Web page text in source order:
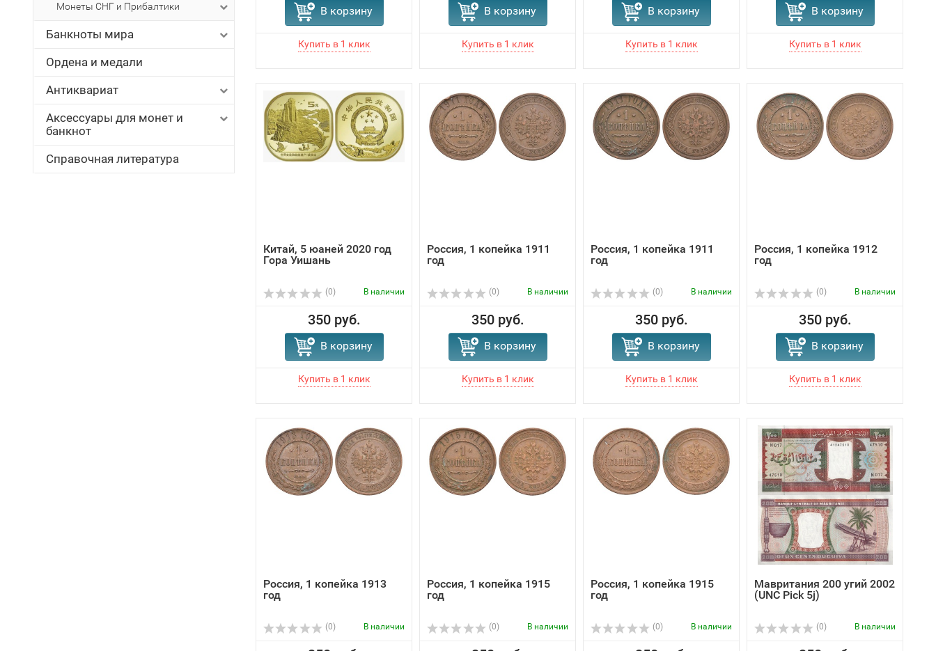
Монеты СНГ и Прибалтики
Банкноты мира
Ордена и медали
Антиквариат
Аксессуары для монет и
банкнот
Справочная литература
В корзину В корзину В корзину В корзину
Китай, 5 юаней 2020 год
Гора Уишань
(0) В наличии
350 руб.
В корзину
Россия, 1 копейка 1911
год
(0) В наличии
350 руб.
В корзину
Россия, 1 копейка 1911
год
(0) В наличии
350 руб.
В корзину
Россия, 1 копейка 1912
год
(0) В наличии
350 руб.
В корзину
Россия, 1 копейка 1913
год
(0) В наличии
Россия, 1 копейка 1915
год
(0) В наличии
Россия, 1 копейка 1915
год
(0) В наличии
Мавритания 200 угий 2002
(UNC Pick 5j)
(0) В наличии